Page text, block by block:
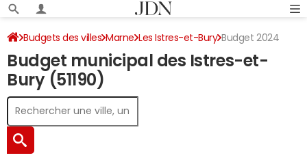
Budgets des villes Marne Les Istres-et-Bury Budget 2024
Budget municipal des Istres-et-
Bury (51190)